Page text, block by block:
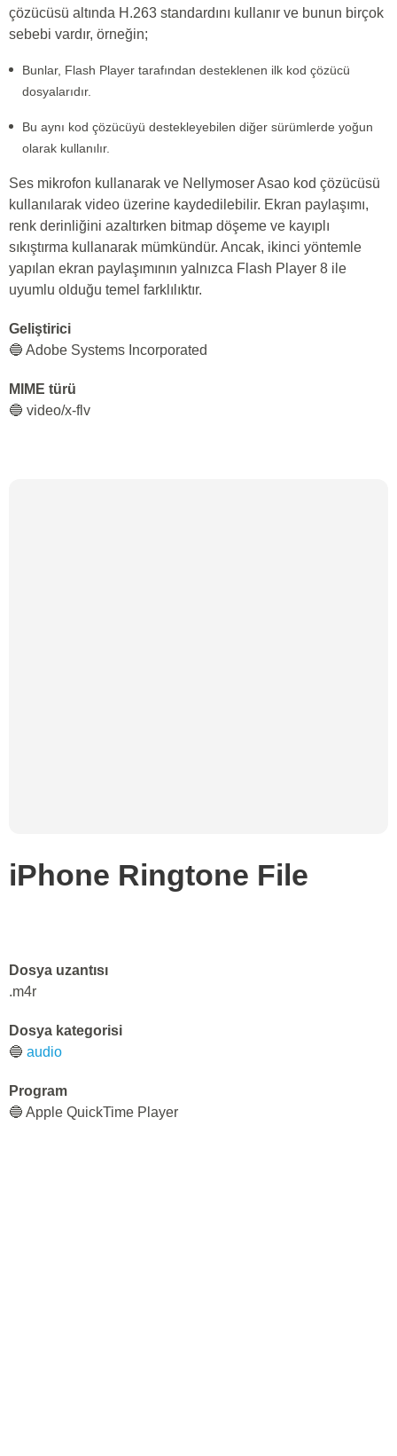
çözücüsü altında H.263 standardını kullanır ve bunun birçok
sebebi vardır, örneğin;
Bunlar, Flash Player tarafından desteklenen ilk kod çözücü
dosyalarıdır.
Bu aynı kod çözücüyü destekleyebilen diğer sürümlerde yoğun
olarak kullanılır.
Ses mikrofon kullanarak ve Nellymoser Asao kod çözücüsü
kullanılarak video üzerine kaydedilebilir. Ekran paylaşımı,
renk derinliğini azaltırken bitmap döşeme ve kayıplı
sıkıştırma kullanarak mümkündür. Ancak, ikinci yöntemle
yapılan ekran paylaşımının yalnızca Flash Player 8 ile
uyumlu olduğu temel farklılıktır.
Geliştirici
🔵 Adobe Systems Incorporated
MIME türü
🔵 video/x-flv
iPhone Ringtone File
Dosya uzantısı
.m4r
Dosya kategorisi
🔵 audio
Program
🔵 Apple QuickTime Player